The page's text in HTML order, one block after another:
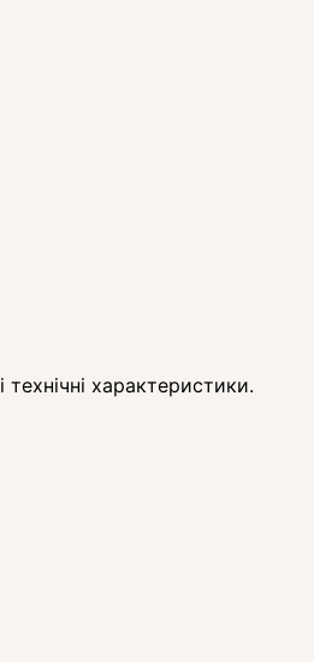
характеристики.